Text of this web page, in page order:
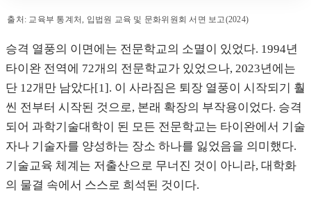
83 58
85 67
90 135
100 148
출처: 교육부 통계처, 입법원 교육 및 문화위원회 서면 보고(2024)
승격 열풍의 이면에는 전문학교의 소멸이 있었다. 1994년
타이완 전역에 72개의 전문학교가 있었으나, 2023년에는
단 12개만 남았다[1]. 이 사라짐은 퇴장 열풍이 시작되기 훨
씬 전부터 시작된 것으로, 본래 확장의 부작용이었다. 승격
되어 과학기술대학이 된 모든 전문학교는 타이완에서 기술
자나 기술자를 양성하는 장소 하나를 잃었음을 의미했다.
기술교육 체계는 저출산으로 무너진 것이 아니라, 대학화
의 물결 속에서 스스로 희석된 것이다.